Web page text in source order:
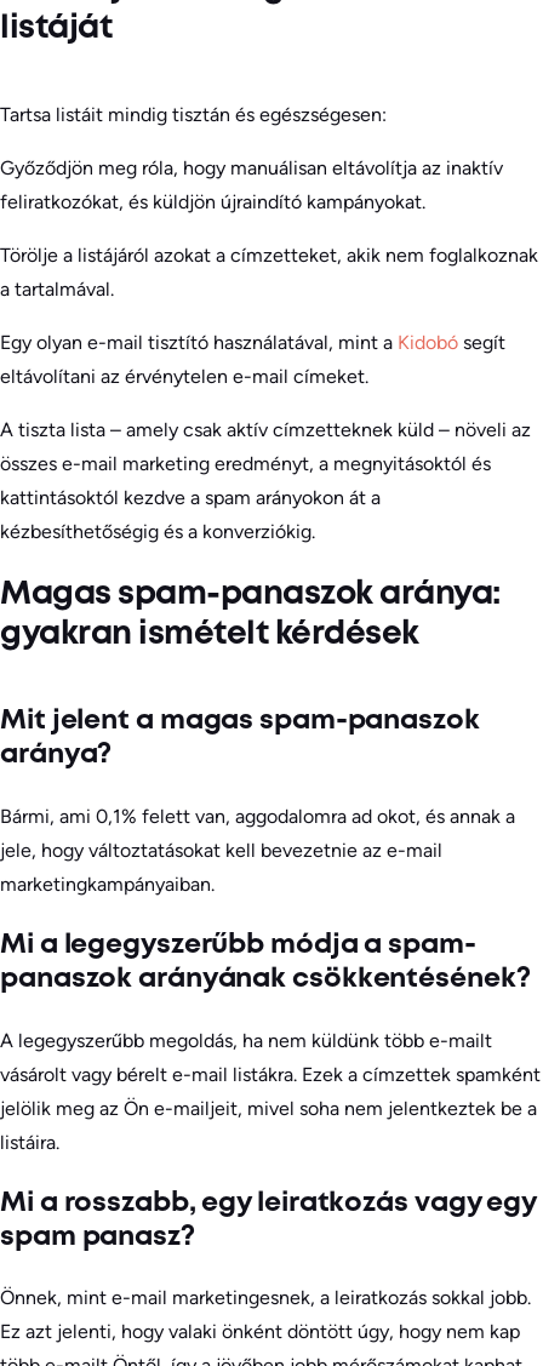
listáját
Tartsa listáit mindig tisztán és egészségesen:
Győződjön meg róla, hogy manuálisan eltávolítja az inaktív
feliratkozókat, és küldjön újraindító kampányokat.
Törölje a listájáról azokat a címzetteket, akik nem foglalkoznak
a tartalmával.
Egy olyan e-mail tisztító használatával, mint a Kidobó segít
eltávolítani az érvénytelen e-mail címeket.
A tiszta lista – amely csak aktív címzetteknek küld – növeli az
összes e-mail marketing eredményt, a megnyitásoktól és
kattintásoktól kezdve a spam arányokon át a
kézbesíthetőségig és a konverziókig.
Magas spam-panaszok aránya:
gyakran ismételt kérdések
Mit jelent a magas spam-panaszok
aránya?
Bármi, ami 0,1% felett van, aggodalomra ad okot, és annak a
jele, hogy változtatásokat kell bevezetnie az e-mail
marketingkampányaiban.
Mi a legegyszerűbb módja a spam-
panaszok arányának csökkentésének?
A legegyszerűbb megoldás, ha nem küldünk több e-mailt
vásárolt vagy bérelt e-mail listákra. Ezek a címzettek spamként
jelölik meg az Ön e-mailjeit, mivel soha nem jelentkeztek be a
listáira.
Mi a rosszabb, egy leiratkozás vagy egy
spam panasz?
Önnek, mint e-mail marketingesnek, a leiratkozás sokkal jobb.
Ez azt jelenti, hogy valaki önként döntött úgy, hogy nem kap